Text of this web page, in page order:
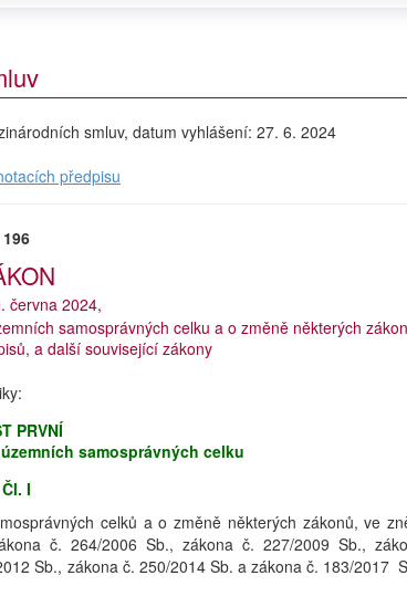
smluv, datum vyhlášení: 27. 6. 2024
předpisu
196
června 2024,
samosprávných celku a o změně některých
a další související zákony
PRVNÍ
samosprávných celku
Čl. I
celků a o změně některých zákonů, ve
č. 264/2006 Sb., zákona č. 227/2009 Sb.,
Sb., zákona č. 250/2014 Sb. a zákona č. 183/2017